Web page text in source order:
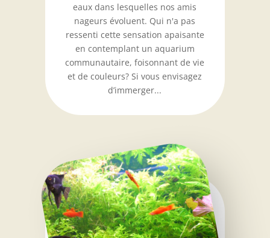
eaux dans lesquelles nos amis
nageurs évoluent. Qui n'a pas
ressenti cette sensation apaisante
en contemplant un aquarium
communautaire, foisonnant de vie
et de couleurs? Si vous envisagez
d’immerger...